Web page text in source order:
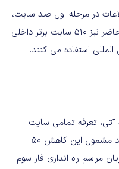
در مرحله اول صد سایت،
طی مرحله دوم250 وبسایت و در حال حاضر نیز 510 سایت برتر داخلی
آتی، تعرفه تمامی سایت
هایی که از سرور داخلی استفاده می کنند مشمول این کاهش 50
مراسم راه اندازی فاز سوم